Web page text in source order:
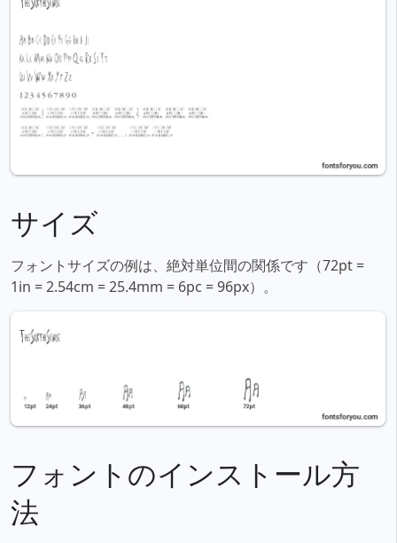
サイズ
フォントサイズの例は、絶対単位間の関係です（72pt =
1in = 2.54cm = 25.4mm = 6pc = 96px）。
フォントのインストール方
法